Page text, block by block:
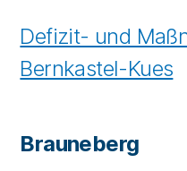
Defizit- und
Bernkastel-Kues
Brauneberg